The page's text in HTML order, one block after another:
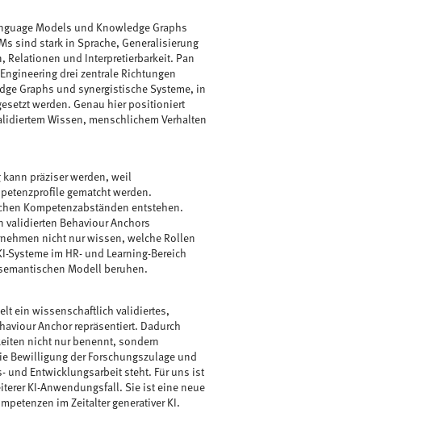
Models und Knowledge Graphs
sind stark in Sprache, Generalisierung
Relationen und Interpretierbarkeit. Pan
drei zentrale Richtungen
Graphs und synergistische Systeme, in
werden. Genau hier positioniert
Wissen, menschlichem Verhalten
kann präziser werden, weil
gematcht werden.
Kompetenzabständen entstehen.
validierten Behaviour Anchors
nicht nur wissen, welche Rollen
im HR- und Learning-Bereich
Modell beruhen.
ein wissenschaftlich validiertes,
Anchor repräsentiert. Dadurch
nicht nur benennt, sondern
Bewilligung der Forschungszulage und
und Entwicklungsarbeit steht. Für uns ist
KI-Anwendungsfall. Sie ist eine neue
im Zeitalter generativer KI.